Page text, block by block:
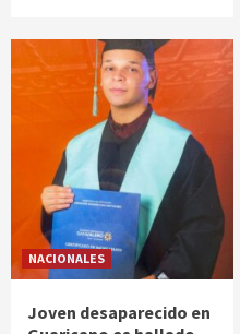
NACIONALES
Joven desaparecido en